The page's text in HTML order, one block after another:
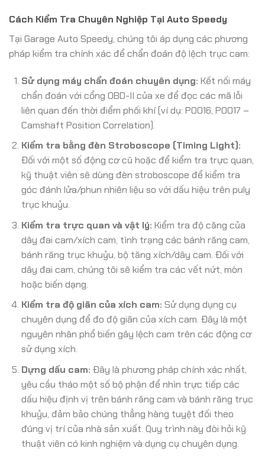
Cách Kiểm Tra Chuyên Nghiệp Tại Auto Speedy
Tại Garage Auto Speedy, chúng tôi áp dụng các phương
pháp kiểm tra chính xác để chẩn đoán độ lệch trục cam:
Sử dụng máy chẩn đoán chuyên dụng: Kết nối máy
chẩn đoán với cổng OBD-II của xe để đọc các mã lỗi
liên quan đến thời điểm phối khí (ví dụ: P0016, P0017 –
Camshaft Position Correlation).
Kiểm tra bằng đèn Stroboscope (Timing Light):
Đối với một số động cơ cũ hoặc để kiểm tra trực quan,
kỹ thuật viên sẽ dùng đèn stroboscope để kiểm tra
góc đánh lửa/phun nhiên liệu so với dấu hiệu trên puly
trục khuỷu.
Kiểm tra trực quan và vật lý: Kiểm tra độ căng của
dây đai cam/xích cam, tình trạng các bánh răng cam,
bánh răng trục khuỷu, bộ tăng xích/dây cam. Đối với
dây đai cam, chúng tôi sẽ kiểm tra các vết nứt, mòn
hoặc biến dạng.
Kiểm tra độ giãn của xích cam: Sử dụng dụng cụ
chuyên dụng để đo độ giãn của xích cam. Đây là một
nguyên nhân phổ biến gây lệch cam trên các động cơ
sử dụng xích.
Dựng dấu cam: Đây là phương pháp chính xác nhất,
yêu cầu tháo một số bộ phận để nhìn trực tiếp các
dấu hiệu định vị trên bánh răng cam và bánh răng trục
khuỷu, đảm bảo chúng thẳng hàng tuyệt đối theo
đúng vị trí của nhà sản xuất. Quy trình này đòi hỏi kỹ
thuật viên có kinh nghiệm và dụng cụ chuyên dụng.